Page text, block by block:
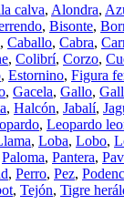
calva, Alondra,
, Bisonte,
, Caballo, Cabra,
, Colibrí, Corzo,
, Estornino, Figura
, Gacela, Gallo,
, Halcón, Jabalí,
, Leopardo
, Loba, Lobo,
Paloma, Pantera,
, Perro, Pez,
, Tejón, Tigre